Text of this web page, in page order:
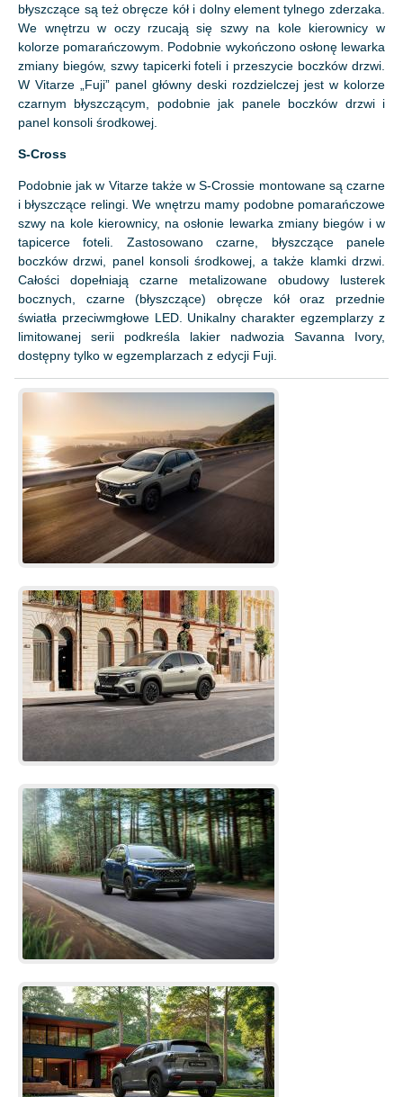
błyszczące są też obręcze kół i dolny element tylnego zderzaka.
We wnętrzu w oczy rzucają się szwy na kole kierownicy w
kolorze pomarańczowym. Podobnie wykończono osłonę lewarka
zmiany biegów, szwy tapicerki foteli i przeszycie boczków drzwi.
W Vitarze „Fuji” panel główny deski rozdzielczej jest w kolorze
czarnym błyszczącym, podobnie jak panele boczków drzwi i
panel konsoli środkowej.
S-Cross
Podobnie jak w Vitarze także w S-Crossie montowane są czarne
i błyszczące relingi. We wnętrzu mamy podobne pomarańczowe
szwy na kole kierownicy, na osłonie lewarka zmiany biegów i w
tapicerce foteli. Zastosowano czarne, błyszczące panele
boczków drzwi, panel konsoli środkowej, a także klamki drzwi.
Całości dopełniają czarne metalizowane obudowy lusterek
bocznych, czarne (błyszczące) obręcze kół oraz przednie
światła przeciwmgłowe LED. Unikalny charakter egzemplarzy z
limitowanej serii podkreśla lakier nadwozia Savanna Ivory,
dostępny tylko w egzemplarzach z edycji Fuji.